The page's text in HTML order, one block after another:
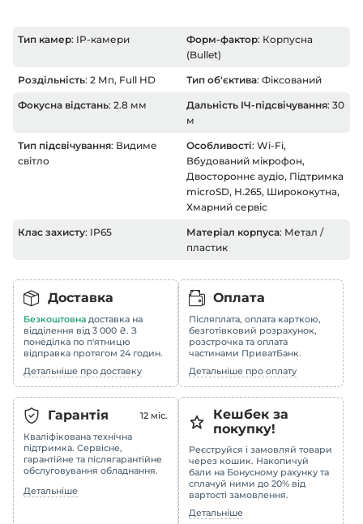
Доставка
Безкоштовна доставка на
відділення від 3 000 ₴. З
понеділка по п'ятницю
відправка протягом 24 годин.
Детальніше про доставку
Оплата
Післяплата, оплата карткою,
безготівковий розрахунок,
розстрочка та оплата
частинами ПриватБанк.
Детальніше про оплату
Гарантія 12 міс.
Кваліфікована технічна
підтримка. Сервісне,
гарантійне та післягарантійне
обслуговування обладнання.
Детальніше
Кешбек за
покупку!
Реєструйся і замовляй товари
через кошик. Накопичуй
бали на Бонусному рахунку та
сплачуй ними до 20% від
вартості замовлення.
Детальніше
Тип камер: IP-камери Форм-фактор: Корпусна
(Bullet)
Роздільність: 2 Мп, Full HD Тип об'єктива: Фіксований
Фокусна відстань: 2.8 мм Дальність ІЧ-підсвічування: 30
м
Тип підсвічування: Видиме
світло
Особливості: Wi-Fi,
Вбудований мікрофон,
Двостороннє аудіо, Підтримка
microSD, H.265, Ширококутна,
Хмарний сервіс
Клас захисту: IP65 Матеріал корпуса: Метал /
пластик